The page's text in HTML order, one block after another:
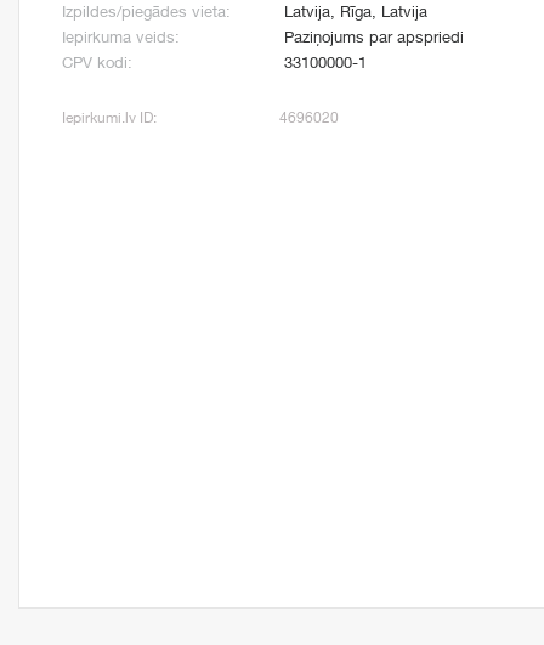
Izpildes/piegādes vieta:
Latvija, Rīga, Latvija
Iepirkuma veids:
Paziņojums par apspriedi
CPV kodi:
33100000-1
Iepirkumi.lv ID: 4696020